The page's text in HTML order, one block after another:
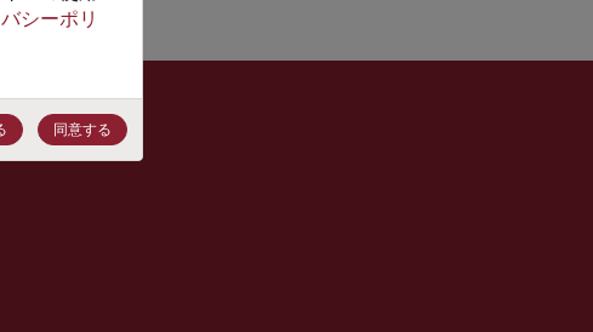
シーポリ
同意する